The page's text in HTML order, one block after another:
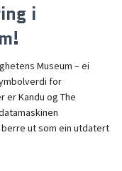
i
Museum – ei
for
er Kandu og The
berre ut som ein utdatert